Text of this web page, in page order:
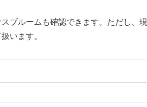
ブルームも確認できます。ただし、現
います。